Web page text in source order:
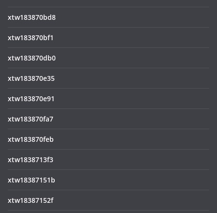
xtw183870bd8
xtw183870bf1
xtw183870db0
xtw183870e35
xtw183870e91
xtw183870fa7
xtw183870feb
xtw1838713f3
xtw18387151b
xtw18387152f